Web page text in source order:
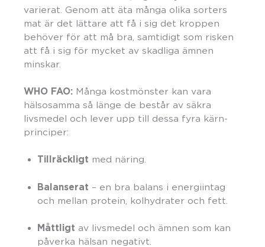
varierat. Genom att äta många olika sorters
mat är det lättare att få i sig det kroppen
behöver för att må bra, samtidigt som risken
att få i sig för mycket av skadliga ämnen
minskar.
WHO FAO: Många kostmönster kan vara
hälsosamma så länge de består av säkra
livsmedel och lever upp till dessa fyra kärn-
principer:
Tillräckligt med näring.
Balanserat – en bra balans i energiintag
och mellan protein, kolhydrater och fett.
Måttligt av livsmedel och ämnen som kan
påverka hälsan negativt.